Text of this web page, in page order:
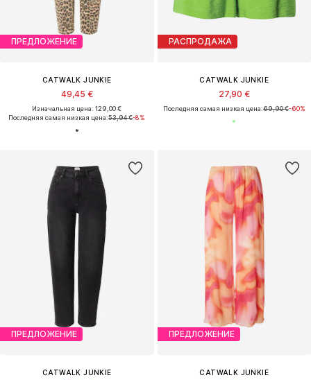
ПРЕДЛОЖЕНИЕ
CATWALK JUNKIE
49,45 €
Изначальная цена: 129,00 €
Последняя самая низкая цена:53,94 €-8%
РАСПРОДАЖА
CATWALK JUNKIE
27,90 €
Последняя самая низкая цена:69,90 €-60%
ПРЕДЛОЖЕНИЕ
CATWALK JUNKIE
ПРЕДЛОЖЕНИЕ
CATWALK JUNKIE